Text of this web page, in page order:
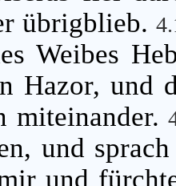
übrigblieb.
Weibes
Hazor, und
miteinander.
und
und